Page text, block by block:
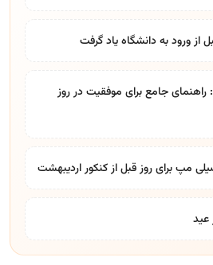
از ورود به دانشگاه یاد گرفت
راهنمای جامع برای موفقیت در روز
مپ برای روز قبل از کنکور اردیبهشت
عید